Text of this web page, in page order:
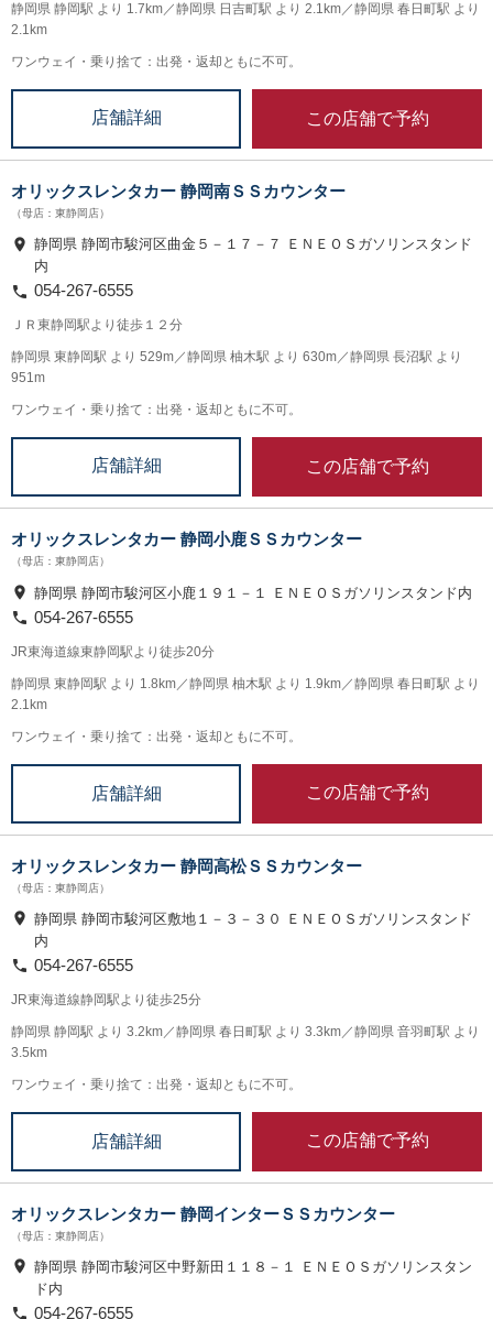
静岡県 静岡駅 より 1.7km／静岡県 日吉町駅 より 2.1km／静岡県 春日町駅 より
2.1km
ワンウェイ・乗り捨て：出発・返却ともに不可。
店舗詳細 この店舗で予約
オリックスレンタカー 静岡南ＳＳカウンター
（母店：東静岡店）
静岡県 静岡市駿河区曲金５－１７－７ ＥＮＥＯＳガソリンスタンド
内
054-267-6555
ＪＲ東静岡駅より徒歩１２分
静岡県 東静岡駅 より 529m／静岡県 柚木駅 より 630m／静岡県 長沼駅 より
951m
ワンウェイ・乗り捨て：出発・返却ともに不可。
店舗詳細 この店舗で予約
オリックスレンタカー 静岡小鹿ＳＳカウンター
（母店：東静岡店）
静岡県 静岡市駿河区小鹿１９１－１ ＥＮＥＯＳガソリンスタンド内
054-267-6555
JR東海道線東静岡駅より徒歩20分
静岡県 東静岡駅 より 1.8km／静岡県 柚木駅 より 1.9km／静岡県 春日町駅 より
2.1km
ワンウェイ・乗り捨て：出発・返却ともに不可。
店舗詳細 この店舗で予約
オリックスレンタカー 静岡高松ＳＳカウンター
（母店：東静岡店）
静岡県 静岡市駿河区敷地１－３－３０ ＥＮＥＯＳガソリンスタンド
内
054-267-6555
JR東海道線静岡駅より徒歩25分
静岡県 静岡駅 より 3.2km／静岡県 春日町駅 より 3.3km／静岡県 音羽町駅 より
3.5km
ワンウェイ・乗り捨て：出発・返却ともに不可。
店舗詳細 この店舗で予約
オリックスレンタカー 静岡インターＳＳカウンター
（母店：東静岡店）
静岡県 静岡市駿河区中野新田１１８－１ ＥＮＥＯＳガソリンスタン
ド内
054-267-6555